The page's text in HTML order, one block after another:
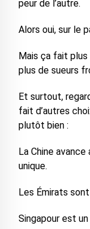
peur de l’autre.
Alors oui, sur le
Mais ça fait
plus de sueurs
Et surtout,
fait d’autres
plutôt bien :
La Chine
unique.
Les Émirats
Singapour est